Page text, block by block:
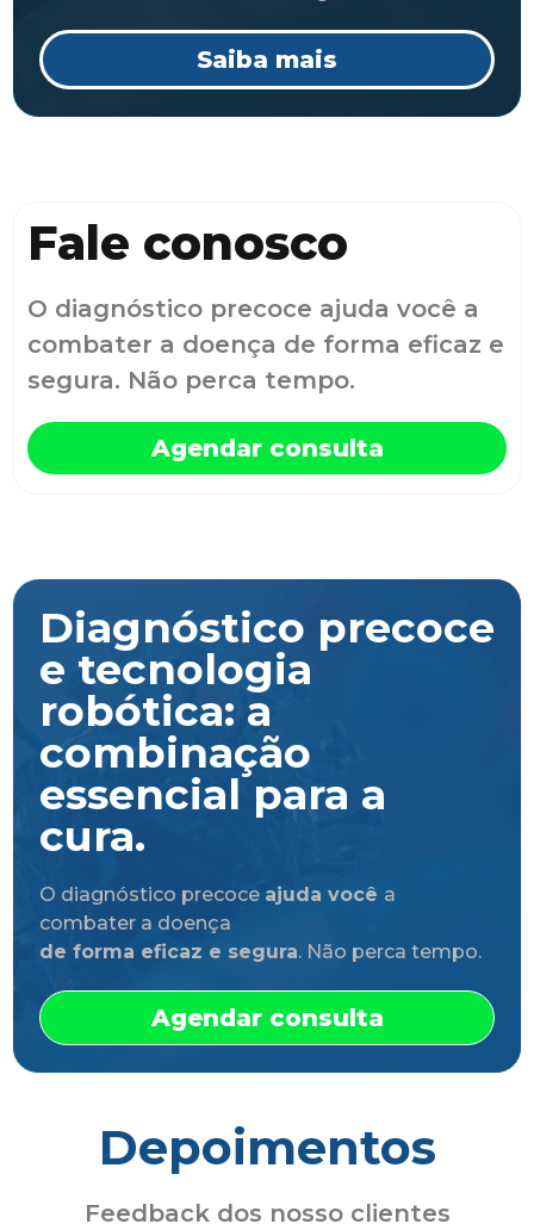
Saiba mais
Fale conosco
O diagnóstico precoce ajuda você a
combater a doença de forma eficaz e
segura. Não perca tempo.
Agendar consulta
Diagnóstico precoce
e tecnologia
robótica: a
combinação
essencial para a
cura.
O diagnóstico precoce ajuda você a
combater a doença
de forma eficaz e segura. Não perca tempo.
Agendar consulta
Depoimentos
Feedback dos nosso clientes